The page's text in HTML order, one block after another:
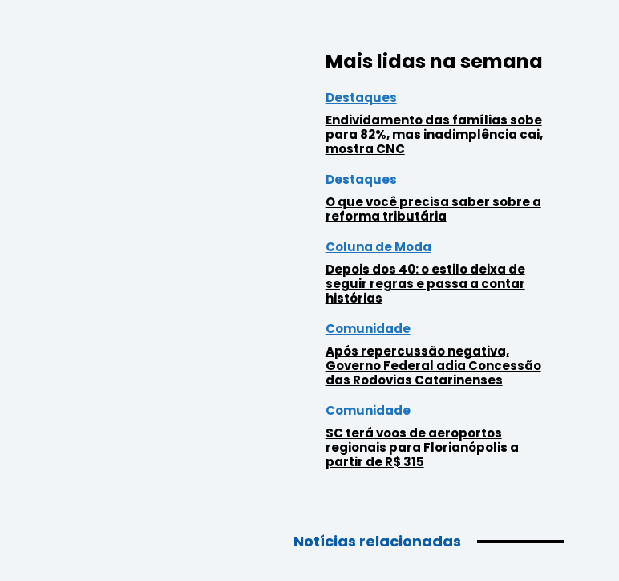
Mais lidas na semana
Destaques
Endividamento das famílias sobe
para 82%, mas inadimplência cai,
mostra CNC
Destaques
O que você precisa saber sobre a
reforma tributária
Coluna de Moda
Depois dos 40: o estilo deixa de
seguir regras e passa a contar
histórias
Comunidade
Após repercussão negativa,
Governo Federal adia Concessão
das Rodovias Catarinenses
Comunidade
SC terá voos de aeroportos
regionais para Florianópolis a
partir de R$ 315
Notícias relacionadas